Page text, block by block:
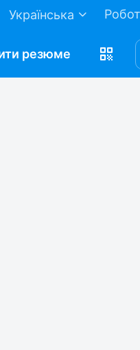
Українська
резюме